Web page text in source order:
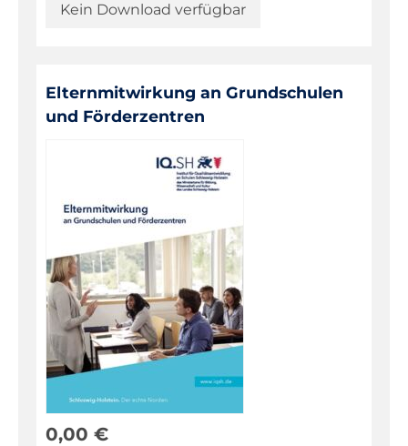
Kein Download verfügbar
Elternmitwirkung an Grundschulen
und Förderzentren
0,00 €